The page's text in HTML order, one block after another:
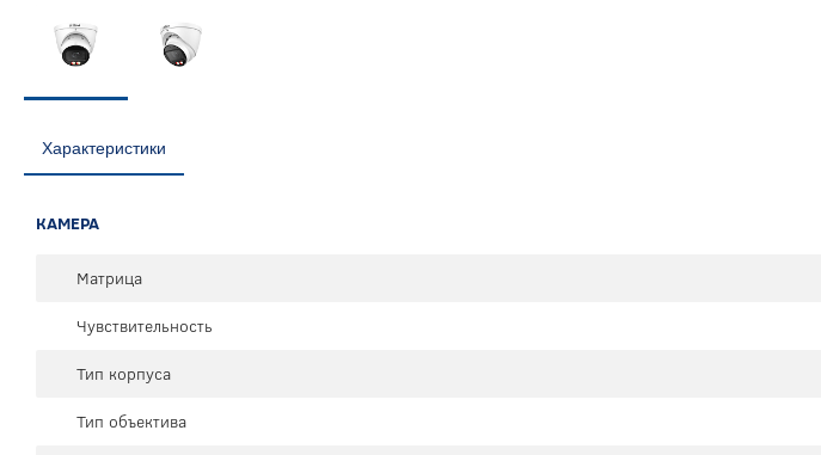
Характеристики
КАМЕРА
Матрица
Чувствительность
Тип корпуса
Тип объектива